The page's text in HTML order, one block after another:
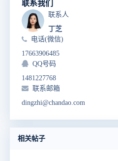
联系我们
联系人
丁芝
电话(微信)
17663906485
QQ号码
1481227768
联系邮箱
dingzhi@chandao.com
相关帖子